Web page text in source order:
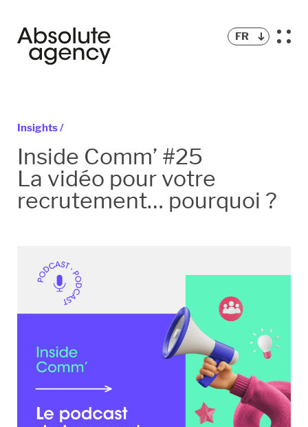
FR
Insights /
Inside Comm’ #25
La vidéo pour votre
recrutement… pourquoi ?